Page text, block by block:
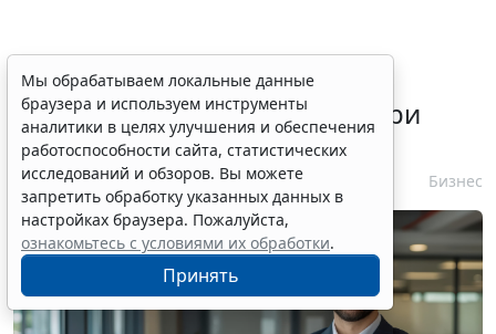
ФАС России рассказала о
требованиях к контрагенту при
несостоявшейся закупке
10 августа 2026 13:47 Бизнес
Мы обрабатываем локальные данные
браузера и используем инструменты
аналитики в целях улучшения и обеспечения
работоспособности сайта, статистических
исследований и обзоров. Вы можете
запретить обработку указанных данных в
настройках браузера. Пожалуйста,
ознакомьтесь с условиями их обработки.
Принять